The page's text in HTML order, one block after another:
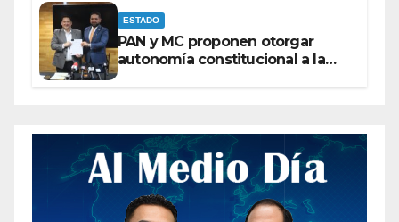
ESTADO
PAN y MC proponen otorgar
autonomía constitucional a la